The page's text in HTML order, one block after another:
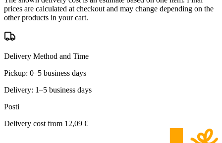
prices are calculated at checkout and may change depending on the
other products in your cart.
Delivery Method and Time
Pickup: 0–5 business days
Delivery: 1–5 business days
Posti
Delivery cost from 12,09 €